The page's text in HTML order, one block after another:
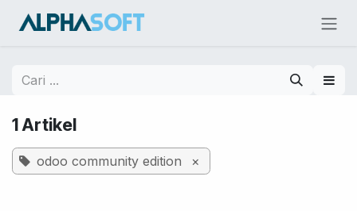
1 Artikel
odoo community edition ×